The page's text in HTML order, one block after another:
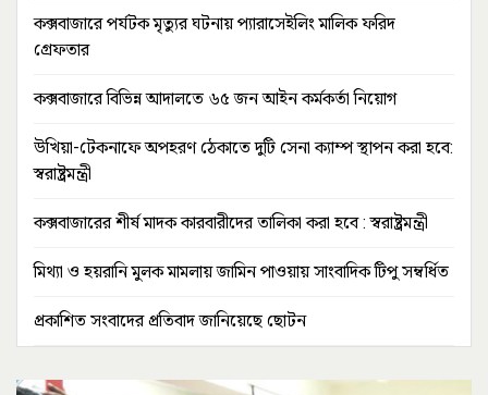
কক্সবাজারে পর্যটক মৃত্যুর ঘটনায় প্যারাসেইলিং মালিক ফরিদ
গ্রেফতার
কক্সবাজারে বিভিন্ন আদালতে ৬৫ জন আইন কর্মকর্তা নিয়োগ
উখিয়া-টেকনাফে অপহরণ ঠেকাতে দুটি সেনা ক্যাম্প স্থাপন করা হবে:
স্বরাষ্ট্রমন্ত্রী
কক্সবাজারের শীর্ষ মাদক কারবারীদের তালিকা করা হবে : স্বরাষ্ট্রমন্ত্রী
মিথ্যা ও হয়রানি মুলক মামলায় জামিন পাওয়ায় সাংবাদিক টিপু সম্বর্ধিত
প্রকাশিত সংবাদের প্রতিবাদ জানিয়েছে ছোটন